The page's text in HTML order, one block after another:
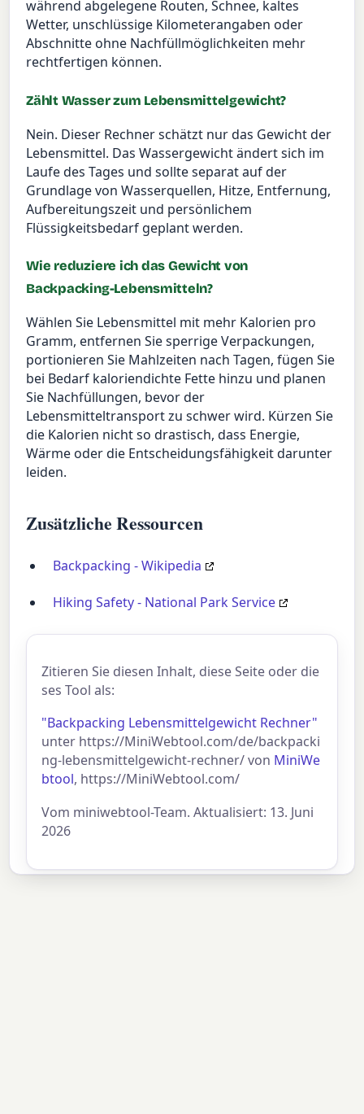
während abgelegene Routen, Schnee, kaltes
Wetter, unschlüssige Kilometerangaben oder
Abschnitte ohne Nachfüllmöglichkeiten mehr
rechtfertigen können.
Zählt Wasser zum Lebensmittelgewicht?
Nein. Dieser Rechner schätzt nur das Gewicht der
Lebensmittel. Das Wassergewicht ändert sich im
Laufe des Tages und sollte separat auf der
Grundlage von Wasserquellen, Hitze, Entfernung,
Aufbereitungszeit und persönlichem
Flüssigkeitsbedarf geplant werden.
Wie reduziere ich das Gewicht von
Backpacking-Lebensmitteln?
Wählen Sie Lebensmittel mit mehr Kalorien pro
Gramm, entfernen Sie sperrige Verpackungen,
portionieren Sie Mahlzeiten nach Tagen, fügen Sie
bei Bedarf kaloriendichte Fette hinzu und planen
Sie Nachfüllungen, bevor der
Lebensmitteltransport zu schwer wird. Kürzen Sie
die Kalorien nicht so drastisch, dass Energie,
Wärme oder die Entscheidungsfähigkeit darunter
leiden.
Zusätzliche Ressourcen
Backpacking - Wikipedia
Hiking Safety - National Park Service
Zitieren Sie diesen Inhalt, diese Seite oder die
ses Tool als:
"Backpacking Lebensmittelgewicht Rechner"
unter https://MiniWebtool.com/de/backpacki
ng-lebensmittelgewicht-rechner/ von MiniWe
btool, https://MiniWebtool.com/
Vom miniwebtool-Team. Aktualisiert: 13. Juni
2026